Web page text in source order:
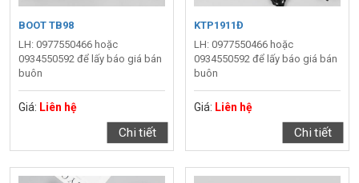
BOOT TB98
LH: 0977550466 hoặc
0934550592 để lấy báo giá bán
buôn
Giá: Liên hệ
Chi tiết
KTP1911Đ
LH: 0977550466 hoặc
0934550592 để lấy báo giá bán
buôn
Giá: Liên hệ
Chi tiết